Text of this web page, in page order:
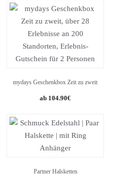
mydays Geschenkbox Zeit zu zweit
104.90€
Partner Halsketten